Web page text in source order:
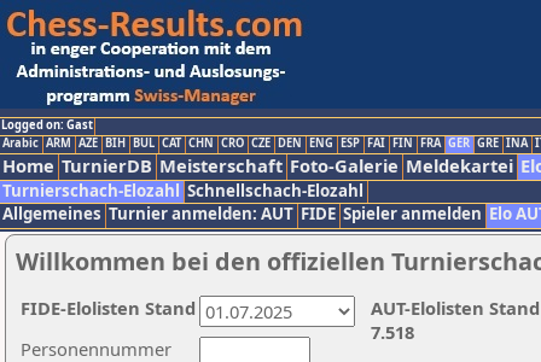
Logged on: Gast
Arabic ARM AZE BIH BUL CAT CHN CRO CZE DEN ENG ESP FAI FIN FRA GER GRE INA
Home TurnierDB Meisterschaft Foto-Galerie Meldekartei
Turnierschach-Elozahl Schnellschach-Elozahl
Allgemeines Turnier anmelden: AUT FIDE Spieler anmelden Elo
Willkommen bei den offiziellen
Personennummer
AUT-Elolisten
7.518
FIDE-Elolisten Stand